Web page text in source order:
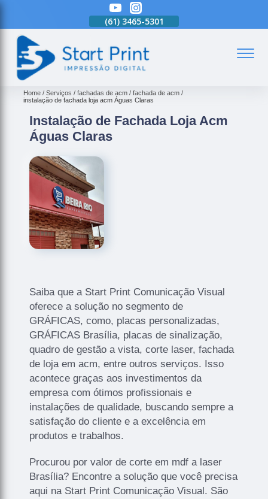
(61) 3465-5301
Home Serviços fachadas de acm
fachada de acm
instalação de fachada loja acm Águas Claras
Instalação de Fachada Loja Acm
Águas Claras
Saiba que a Start Print Comunicação Visual
oferece a solução no segmento de
GRÁFICAS, como, placas personalizadas,
GRÁFICAS Brasília, placas de sinalização,
quadro de gestão a vista, corte laser, fachada
de loja em acm, entre outros serviços. Isso
acontece graças aos investimentos da
empresa com ótimos profissionais e
instalações de qualidade, buscando sempre a
satisfação do cliente e a excelência em
produtos e trabalhos.
Procurou por valor de corte em mdf a laser
Brasília? Encontre a solução que você precisa
aqui na Start Print Comunicação Visual. São